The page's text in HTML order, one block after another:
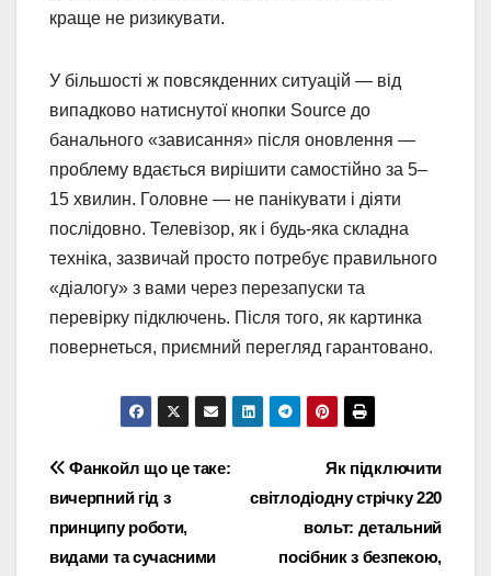
краще не ризикувати.
У більшості ж повсякденних ситуацій — від
випадково натиснутої кнопки Source до
банального «зависання» після оновлення —
проблему вдається вирішити самостійно за 5–
15 хвилин. Головне — не панікувати і діяти
послідовно. Телевізор, як і будь-яка складна
техніка, зазвичай просто потребує правильного
«діалогу» з вами через перезапуски та
перевірку підключень. Після того, як картинка
повернеться, приємний перегляд гарантовано.
Навігація
записів
Як підключити
світлодіодну стрічку 220
вольт: детальний
посібник з безпекою,
Фанкойл що це таке:
вичерпний гід з
принципу роботи,
видами та сучасними